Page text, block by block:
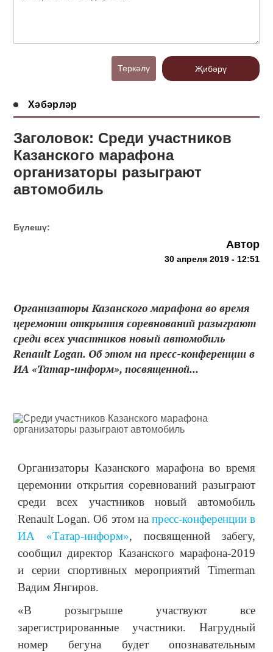
Теркәлү Җибәрү
Хәбәрләр
Заголовок: Среди участников
Казанского марафона
организаторы разыграют
автомобиль
Бүлешү:
Автор
30 апреля 2019 - 12:51
Организаторы Казанского марафона во время
церемонии открытия соревнований разыграют
среди всех участников новый автомобиль
Renault Logan. Об этом на пресс-конференции в
ИА «Татар-информ», посвященной...
Организаторы Казанского марафона во время
церемонии открытия соревнований разыграют
среди всех участников новый автомобиль
Renault Logan. Об этом на пресс-конференции в
ИА «Татар-информ», посвященной забегу,
сообщил директор Казанского марафона-2019
и серии спортивных мероприятий Timerman
Вадим Янгиров.
«В розыгрыше участвуют все
зарегистрированные участники. Нагрудный
номер бегуна будет опознавательным